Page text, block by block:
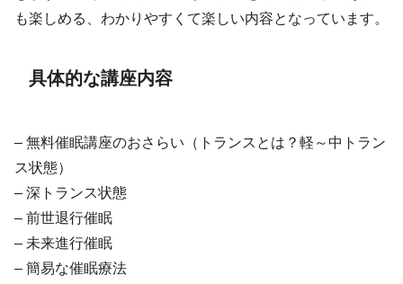
も楽しめる、わかりやすくて楽しい内容となっています。
具体的な講座内容
– 無料催眠講座のおさらい（トランスとは？軽～中トラン
ス状態）
– 深トランス状態
– 前世退行催眠
– 未来進行催眠
– 簡易な催眠療法